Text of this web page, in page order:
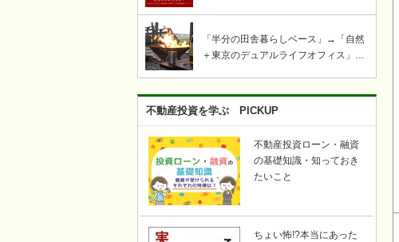
「半分の田舎暮らしベース」→「自然
＋東京のデュアルライフオフィス」
い自然豊かな川のそばで、上記キーワ
ードの不動産を探して｜KICHI6（キチ
ロク）
不動産投資を学ぶ PICKUP
不動産投資ローン・融資
の基礎知識・知っておき
たいこと
ちょい怖!?本当にあった